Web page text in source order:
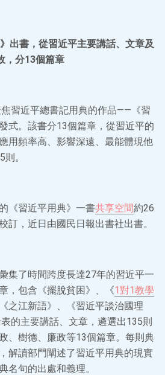
》出書，從習近平主要講話、文章及
，分13個篇章
習近平總書記用典的作品——《習
式。該書分13個篇章，從習近平的
用頻率高、影響深遠、最能體現他
。
《習近平用典》一書共享空間約26
訂，近日由國民日報出書社出書。
集了時間跨度長達27年的習近平一
，包含《擺脫貧困》、《1對1教學
之江新語》、《習近平談治國理
的主要講話、文章，遴選出135則
、樹德、廉政等13個篇章。每則典
解讀部門闡述了習近平用典的現實
名句的出處和義理。